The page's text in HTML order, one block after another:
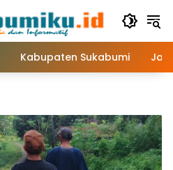
Kabupaten Sukabumi